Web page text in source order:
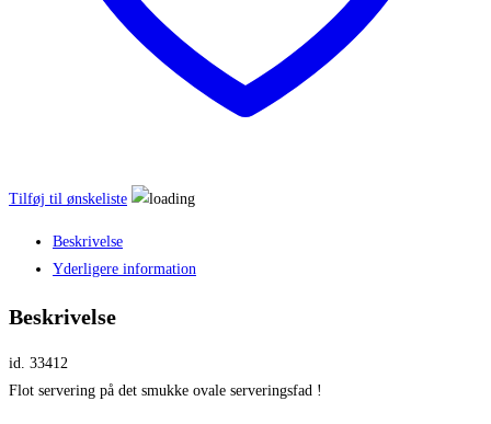
Tilføj til ønskeliste
Beskrivelse
Yderligere information
Beskrivelse
id. 33412
Flot servering på det smukke ovale serveringsfad !